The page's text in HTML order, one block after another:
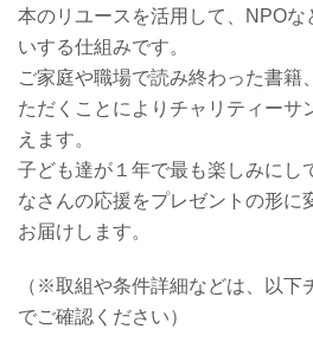
本のリユースを活用して、NPO
いする仕組みです。
ご家庭や職場で読み終わった書籍
ただくことによりチャリティーサ
えます。
子ども達が１年で最も楽しみにし
なさんの応援をプレゼントの形に
お届けします。
（※取組や条件詳細などは、以下
でご確認ください）